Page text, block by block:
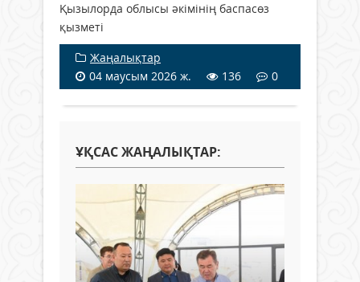
Қызылорда облысы әкімінің баспасөз
қызметі
Жаңалықтар
04 маусым 2026 ж.
136 0
ҰҚСАС ЖАҢАЛЫҚТАР: